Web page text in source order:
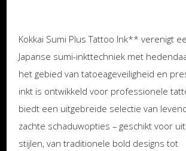
Kokkai Sumi Plus Tattoo Ink** verenigt
Japanse sumi-inkttechniek met
het gebied van tatoeageveiligheid en
inkt is ontwikkeld voor professionele
biedt een uitgebreide selectie van
zachte schaduwopties – geschikt voor
stijlen, van traditionele bold designs tot